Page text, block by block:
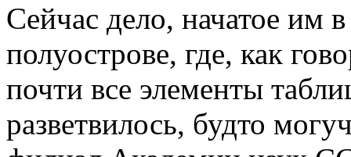
Сейчас дело, начатое им
полуострове, где, как
почти все элементы
разветвилось, будто